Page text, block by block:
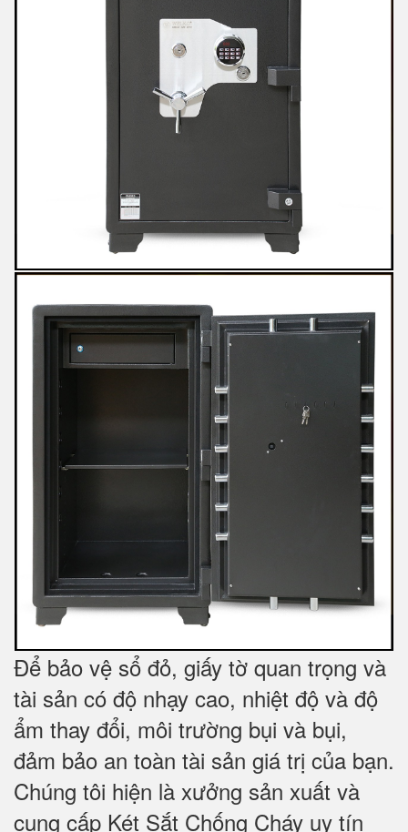
Để bảo vệ sổ đỏ, giấy tờ quan trọng và
tài sản có độ nhạy cao, nhiệt độ và độ
ẩm thay đổi, môi trường bụi và bụi,
đảm bảo an toàn tài sản giá trị của bạn.
Chúng tôi hiện là xưởng sản xuất và
cung cấp Két Sắt Chống Cháy uy tín